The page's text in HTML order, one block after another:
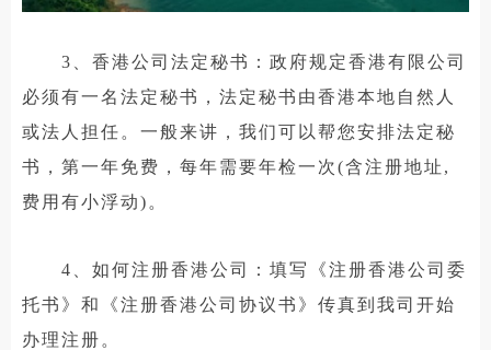
3、香港公司法定秘书：政府规定香港有限公司
必须有一名法定秘书，法定秘书由香港本地自然人
或法人担任。一般来讲，我们可以帮您安排法定秘
书，第一年免费，每年需要年检一次(含注册地址,
费用有小浮动)。
4、如何注册香港公司：填写《注册香港公司委
托书》和《注册香港公司协议书》传真到我司开始
办理注册。